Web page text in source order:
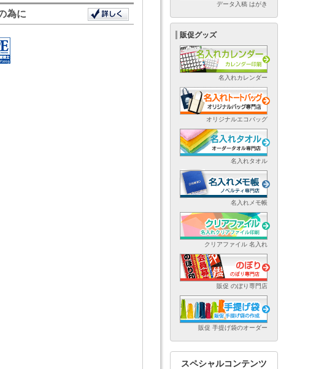
為に
データ入稿 はがき
販促グッズ
名入れカレンダー
オリジナルエコバッグ
名入れタオル
名入れメモ帳
クリアファイル 名入れ
販促 のぼり専門店
販促 手提げ袋のオーダー
スペシャルコンテンツ